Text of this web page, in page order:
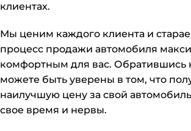
клиентах.
Мы ценим каждого клиента и
процесс продажи автомобиля
комфортным для вас. Обратившись
можете быть уверены в том, что
наилучшую цену за свой
свое время и нервы.